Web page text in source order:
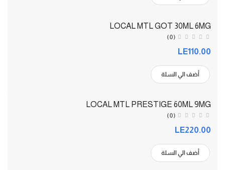
LOCAL MTL GOT 30ML 6MG
(0)
LE110.00
أضف الي السلة
LOCAL MTL PRESTIGE 60ML 9MG
(0)
LE220.00
أضف الي السلة